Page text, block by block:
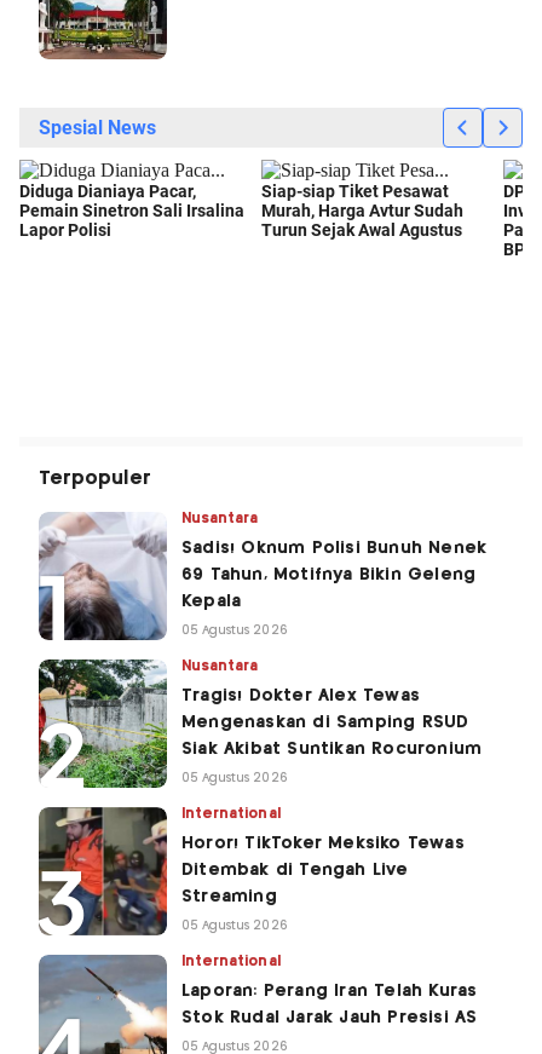
Terpopuler
Nusantara
Sadis! Oknum Polisi Bunuh Nenek
69 Tahun, Motifnya Bikin Geleng
Kepala
05 Agustus 2026
Nusantara
Tragis! Dokter Alex Tewas
Mengenaskan di Samping RSUD
Siak Akibat Suntikan Rocuronium
05 Agustus 2026
International
Horor! TikToker Meksiko Tewas
Ditembak di Tengah Live
Streaming
05 Agustus 2026
International
Laporan: Perang Iran Telah Kuras
Stok Rudal Jarak Jauh Presisi AS
05 Agustus 2026